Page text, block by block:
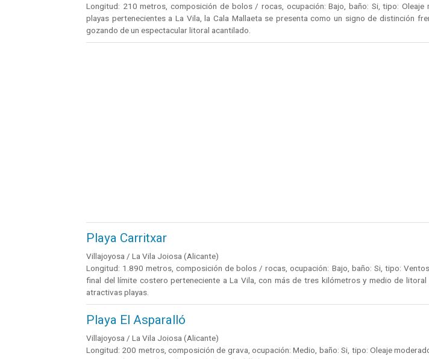
Longitud: 210 metros, composición de bolos / rocas, ocupación: Bajo, baño: Si, tipo: Oleaje
playas pertenecientes a La Vila, la Cala Mallaeta se presenta como un signo de distinción
gozando de un espectacular litoral acantilado.
Playa Carritxar
Villajoyosa / La Vila Joiosa (Alicante)
Longitud: 1.890 metros, composición de bolos / rocas, ocupación: Bajo, baño: Si, tipo:
final del límite costero perteneciente a La Vila, con más de tres kilómetros y medio de
atractivas playas.
Playa El Asparalló
Villajoyosa / La Vila Joiosa (Alicante)
Longitud: 200 metros, composición de grava, ocupación: Medio, baño: Si, tipo: Oleaje